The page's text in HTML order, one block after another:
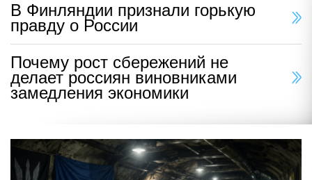
В Финляндии признали горькую
правду о России
Почему рост сбережений не
делает россиян виновниками
замедления экономики